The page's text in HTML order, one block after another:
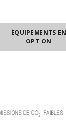
ÉQUIPEMENTS EN
OPTION